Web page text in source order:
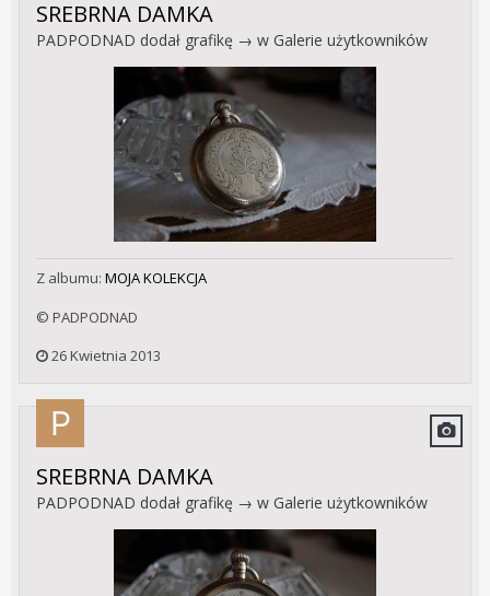
SREBRNA DAMKA
PADPODNAD dodał grafikę → w Galerie użytkowników
Z albumu: MOJA KOLEKCJA
© PADPODNAD
26 Kwietnia 2013
SREBRNA DAMKA
PADPODNAD dodał grafikę → w Galerie użytkowników